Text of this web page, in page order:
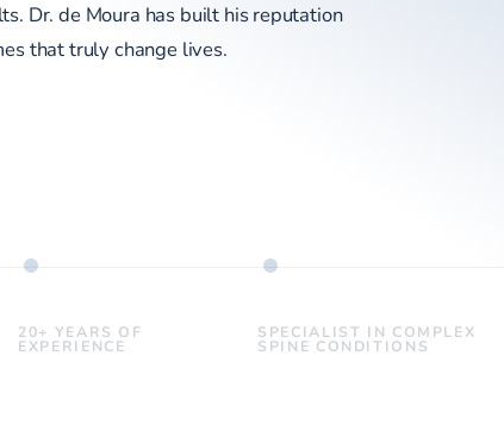
Dr. de Moura has built his reputation
that truly change lives.
20+ YEARS OF
EXPERIENCE
SPECIALIST IN COMPLEX
SPINE CONDITIONS